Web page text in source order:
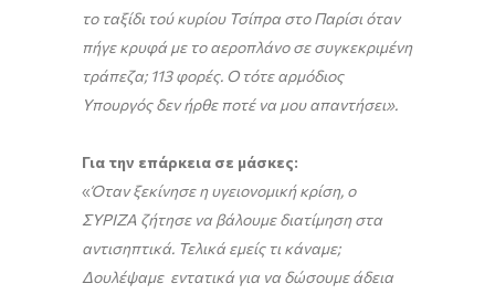
το ταξίδι τού κυρίου Τσίπρα στο Παρίσι όταν
πήγε κρυφά με το αεροπλάνο σε συγκεκριμένη
τράπεζα; 113 φορές. Ο τότε αρμόδιος
Υπουργός δεν ήρθε ποτέ να μου απαντήσει».
Για την επάρκεια σε μάσκες:
«Όταν ξεκίνησε η υγειονομική κρίση, ο
ΣΥΡΙΖΑ ζήτησε να βάλουμε διατίμηση στα
αντισηπτικά. Τελικά εμείς τι κάναμε;
Δουλέψαμε εντατικά για να δώσουμε άδεια